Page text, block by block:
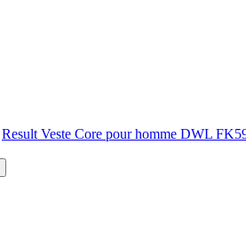
Result Veste Core pour homme DWL